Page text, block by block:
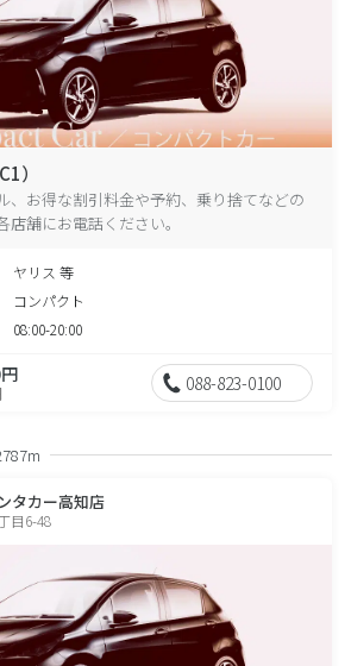
）
、お得な割引料金や予約、乗り捨てなどの
舗にお電話ください。
ヤリス 等
コンパクト
08:00-20:00
088-823-0100
タカー高知店
目6-48